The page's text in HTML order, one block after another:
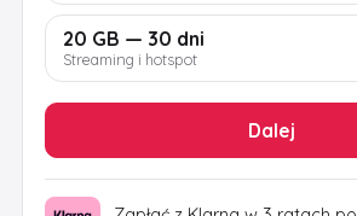
20 GB — 30 dni
Streaming i hotspot
Dalej